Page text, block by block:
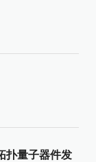
扑量子器件发